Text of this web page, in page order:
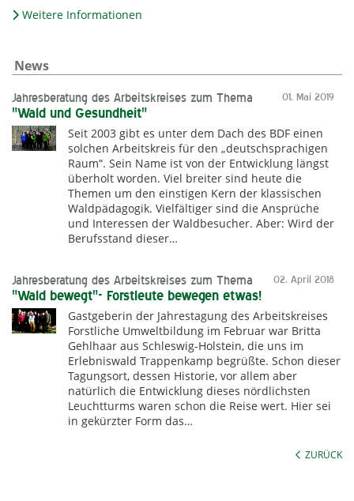
Weitere Informationen
News
01. Mai 2019
Jahresberatung des Arbeitskreises zum Thema
"Wald und Gesundheit"
Seit 2003 gibt es unter dem Dach des BDF einen
solchen Arbeitskreis für den „deutschsprachigen
Raum“. Sein Name ist von der Entwicklung längst
überholt worden. Viel breiter sind heute die
Themen um den einstigen Kern der klassischen
Waldpädagogik. Vielfältiger sind die Ansprüche
und Interessen der Waldbesucher. Aber: Wird der
Berufsstand dieser…
02. April 2018
Jahresberatung des Arbeitskreises zum Thema
"Wald bewegt"- Forstleute bewegen etwas!
Gastgeberin der Jahrestagung des Arbeitskreises
Forstliche Umweltbildung im Februar war Britta
Gehlhaar aus Schleswig-Holstein, die uns im
Erlebniswald Trappenkamp begrüßte. Schon dieser
Tagungsort, dessen Historie, vor allem aber
natürlich die Entwicklung dieses nördlichsten
Leuchtturms waren schon die Reise wert. Hier sei
in gekürzter Form das…
ZURÜCK